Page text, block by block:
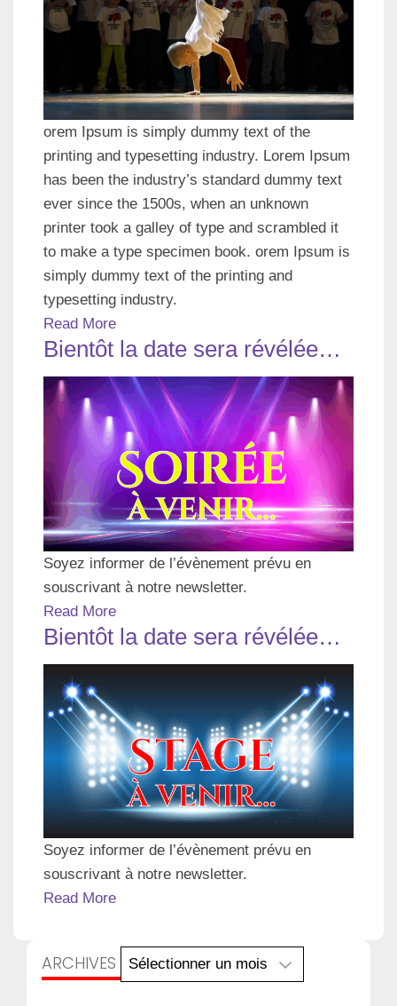
orem Ipsum is simply dummy text of the
printing and typesetting industry. Lorem Ipsum
has been the industry’s standard dummy text
ever since the 1500s, when an unknown
printer took a galley of type and scrambled it
to make a type specimen book. orem Ipsum is
simply dummy text of the printing and
typesetting industry.
Read More
Bientôt la date sera révélée…
Soyez informer de l’évènement prévu en
souscrivant à notre newsletter.
Read More
Bientôt la date sera révélée…
Soyez informer de l’évènement prévu en
souscrivant à notre newsletter.
Read More
ARCHIVES
Archives